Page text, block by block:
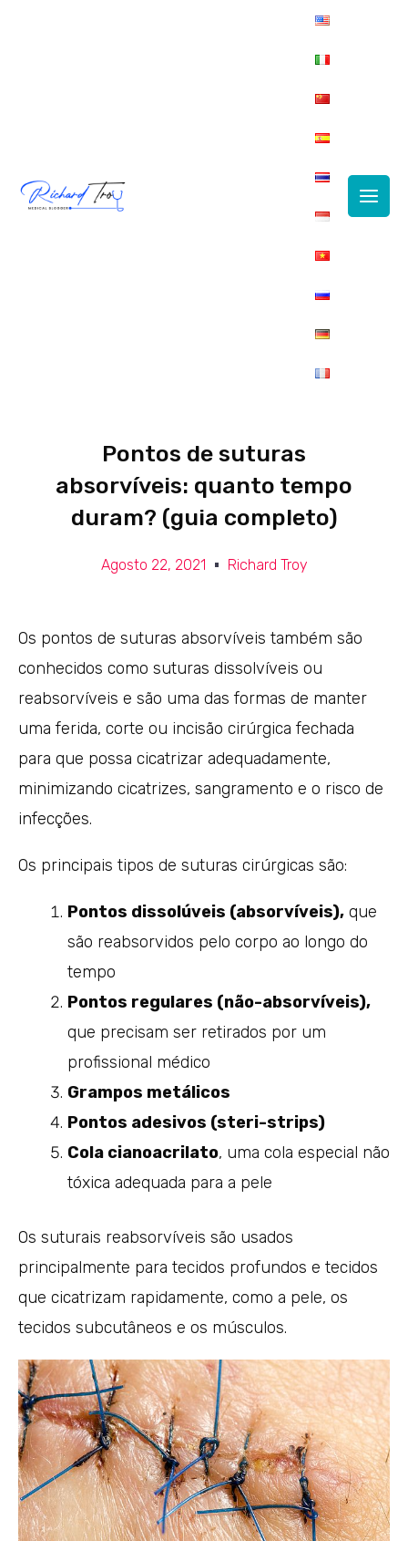
Pontos de suturas
absorvíveis: quanto tempo
duram? (guia completo)
Agosto 22, 2021 Richard Troy
Os pontos de suturas absorvíveis também são
conhecidos como suturas dissolvíveis ou
reabsorvíveis e são uma das formas de manter
uma ferida, corte ou incisão cirúrgica fechada
para que possa cicatrizar adequadamente,
minimizando cicatrizes, sangramento e o risco de
infecções.
Os principais tipos de suturas cirúrgicas são:
Pontos dissolúveis (absorvíveis), que
são reabsorvidos pelo corpo ao longo do
tempo
Pontos regulares (não-absorvíveis),
que precisam ser retirados por um
profissional médico
Grampos metálicos
Pontos adesivos (steri-strips)
Cola cianoacrilato, uma cola especial não
tóxica adequada para a pele
Os suturais reabsorvíveis são usados
principalmente para tecidos profundos e tecidos
que cicatrizam rapidamente, como a pele, os
tecidos subcutâneos e os músculos.